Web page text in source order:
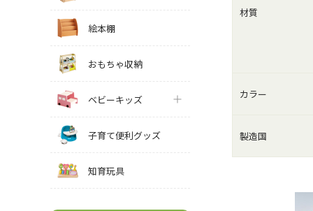
絵本棚
おもちゃ収納
ベビーキッズ
子育て便利グッズ
知育玩具
材質
カラー
製造国